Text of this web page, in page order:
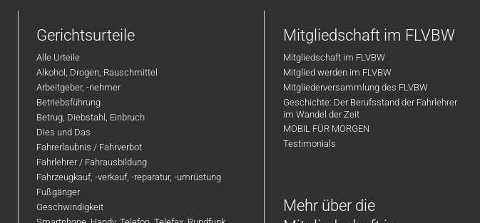
Gerichtsurteile
Alle Urteile
Alkohol, Drogen, Rauschmittel
Arbeitgeber, -nehmer
Betriebsführung
Betrug, Diebstahl, Einbruch
Dies und Das
Fahrerlaubnis / Fahrverbot
Fahrlehrer / Fahrausbildung
Fahrzeugkauf, -verkauf, -reparatur, -umrüstung
Fußgänger
Geschwindigkeit
Mitgliedschaft im FLVBW
Mitgliedschaft im FLVBW
Mitglied werden im FLVBW
Mitgliederversammlung des FLVBW
Geschichte: Der Berufsstand der Fahrlehrer
im Wandel der Zeit
MOBIL FÜR MORGEN
Testimonials
Mehr über die